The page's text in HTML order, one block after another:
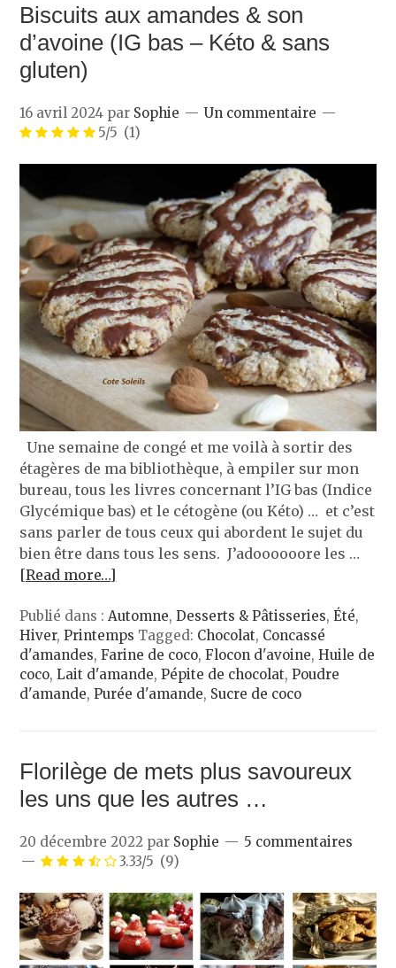
Biscuits aux amandes & son
d’avoine (IG bas – Kéto & sans
gluten)
16 avril 2024 par Sophie
Un commentaire
5/5 (1)
Une semaine de congé et me voilà à sortir des
étagères de ma bibliothèque, à empiler sur mon
bureau, tous les livres concernant l’IG bas (Indice
Glycémique bas) et le cétogène (ou Kéto) … et c’est
sans parler de tous ceux qui abordent le sujet du
bien être dans tous les sens. J’adoooooore les …
[Read more…]
Publié dans :Automne,Desserts & Pâtisseries,Été,
Hiver,Printemps Tagged: Chocolat, Concassé
d'amandes,Farine de coco,Flocon d'avoine,Huile de
coco,Lait d'amande,Pépite de chocolat,Poudre
d'amande,Purée d'amande, Sucre de coco
Florilège de mets plus savoureux
les uns que les autres …
20 décembre 2022 par Sophie
5 commentaires
3.33/5 (9)